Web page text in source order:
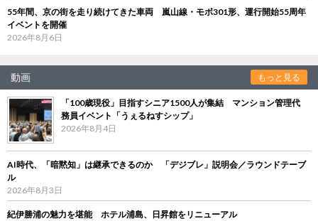
55年間、京の街を走り続けてきた車両 嵐山線・モボ301形、運行開始55周年
イベントを開催
2026年8月6日
動画 もっと見る
「100歳現役」目指すシニア1500人が集結 マンション管理代
務員イベント「うぇるねすシップ」
2026年8月4日
AI時代、「暗黙知」は継承できるのか 「デジブレ」説明会／ラウンドテーブ
ル
2026年8月3日
紀伊勝浦の魅力を堪能 ホテル浦島、日昇館をリニューアル